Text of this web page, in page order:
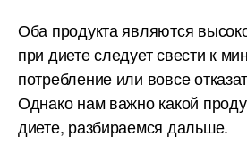
Оба продукта являются
при диете следует свести к
потребление или вовсе
Однако нам важно какой
диете, разбираемся дальше.